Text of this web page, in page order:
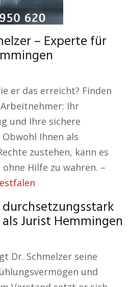
– Experte für
er das erreicht? Finden
Ihr
und Ihre sichere
Ihnen als
zustehen, kann es
Hilfe zu wahren. –
Jurist Hemmingen
Dr. Schmelzer seine
und